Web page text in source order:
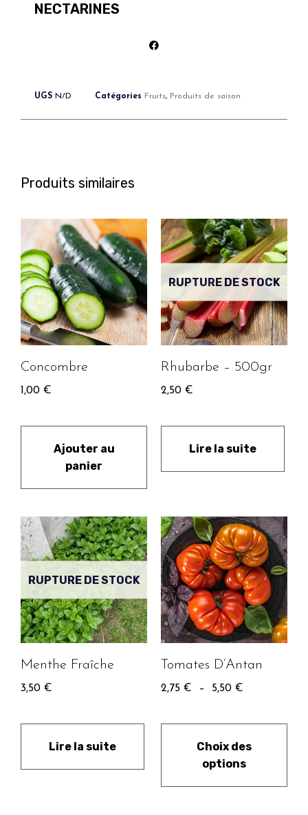
NECTARINES
UGS N/D Catégories Fruits, Produits de saison
Produits similaires
Concombre
1,00 €
Ajouter au
panier
RUPTURE DE STOCK
Rhubarbe – 500gr
2,50 €
Lire la suite
RUPTURE DE STOCK
Menthe Fraîche
3,50 €
Lire la suite
Tomates D’Antan
2,75 € – 5,50 €
Choix des
options